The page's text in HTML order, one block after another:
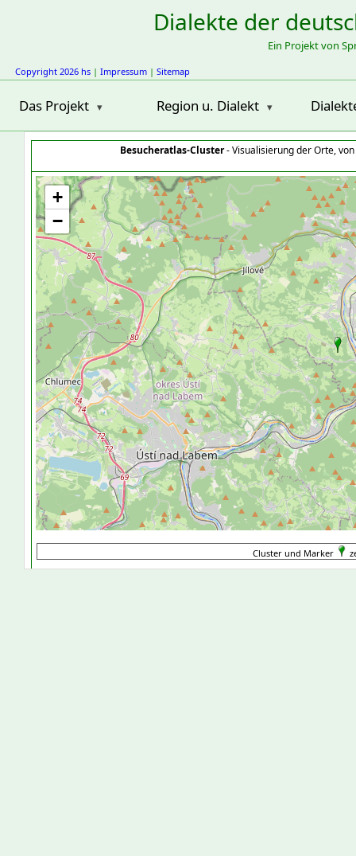
Dialekte der
Ein Projekt von
Copyright 2026 hs | Impressum | Sitemap
Das Projekt Region u. Dialekt
Besucheratlas-Cluster- Visualisierung der Orte,
+
−
Cluster und Marker